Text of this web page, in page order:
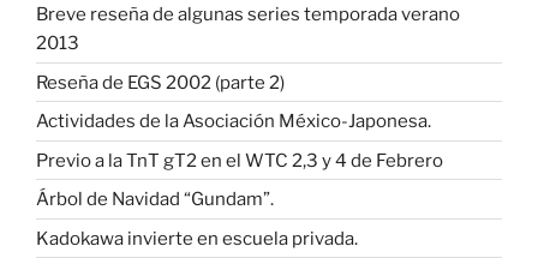
Breve reseña de algunas series temporada verano
2013
Reseña de EGS 2002 (parte 2)
Actividades de la Asociación México-Japonesa.
Previo a la TnT gT2 en el WTC 2,3 y 4 de Febrero
Árbol de Navidad “Gundam”.
Kadokawa invierte en escuela privada.